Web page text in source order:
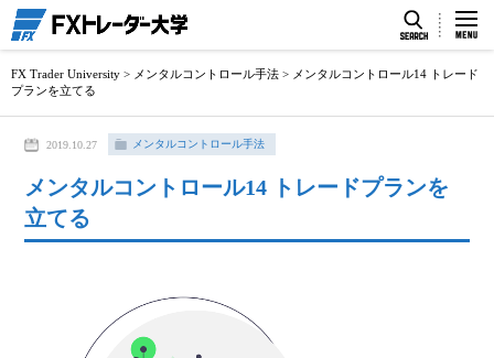
FX Trader University > メンタルコントロール手法 > メンタルコントロール14 トレード
プランを立てる
2019.10.27 メンタルコントロール手法
メンタルコントロール14 トレードプランを
立てる